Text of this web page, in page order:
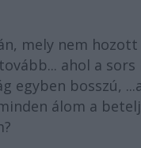
mely nem
ahol a
egyben bosszú,
álom a